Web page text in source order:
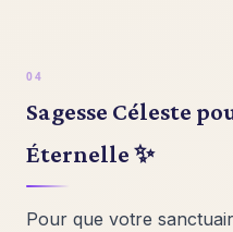
Sagesse Céleste
Éternelle ✨
Pour que votre